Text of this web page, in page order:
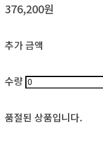
376,200원
추가 금액
수량
품절된 상품입니다.